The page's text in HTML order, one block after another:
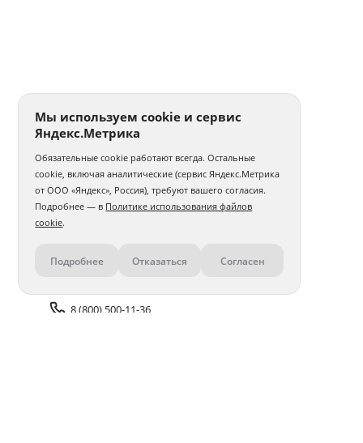
Контакты
8 (800) 500-11-36
Мы используем cookie и сервис
Яндекс.Метрика
Обязательные cookie работают всегда. Остальные
cookie, включая аналитические (сервис Яндекс.Метрика
от ООО «Яндекс», Россия), требуют вашего согласия.
Подробнее — в Политике использования файлов
cookie.
Подробнее Отказаться Согласен